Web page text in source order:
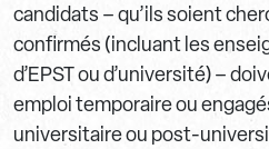
candidats – qu’ils soient
confirmés (incluant les
d’EPST ou d’université) –
emploi temporaire ou
universitaire ou post-